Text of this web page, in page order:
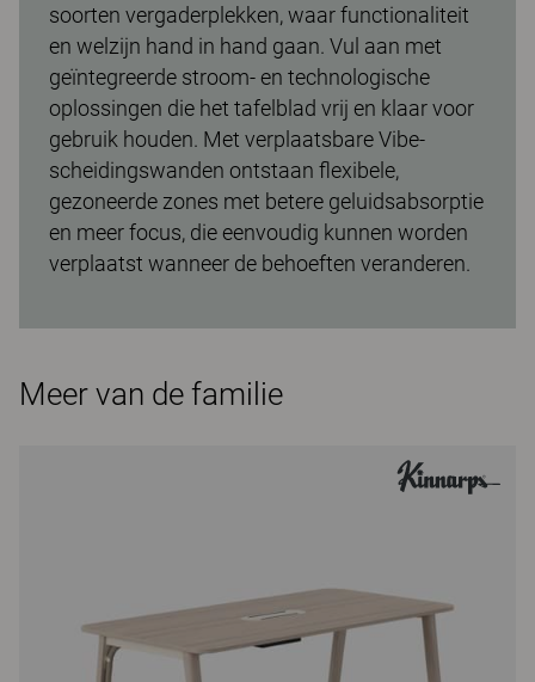
soorten vergaderplekken, waar functionaliteit
en welzijn hand in hand gaan. Vul aan met
geïntegreerde stroom- en technologische
oplossingen die het tafelblad vrij en klaar voor
gebruik houden. Met verplaatsbare Vibe-
scheidingswanden ontstaan flexibele,
gezoneerde zones met betere geluidsabsorptie
en meer focus, die eenvoudig kunnen worden
verplaatst wanneer de behoeften veranderen.
Meer van de familie